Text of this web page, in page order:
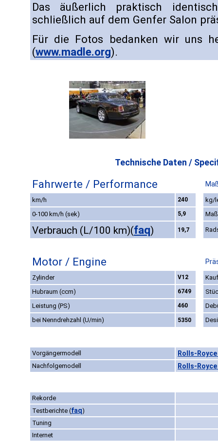
Das äußerlich praktisch
schließlich auf dem Genfer Salon
Für die Fotos bedanken wir uns
(www.madle.org).
Technische Daten /
Fahrwerte / Performance
km/h 240
kg/
0-100 km/h (sek)
5,9
Verbrauch (L/100 km)(faq) 19,7
Motor / Engine
Zylinder V12
Hubraum (ccm)
6749
Leistung (PS)
460
bei Nenndrehzahl (U/min)
5350
Vorgängermodell Rolls-Royce
Nachfolgemodell Rolls-
Rekorde
Testberichte (faq)
Tuning
Internet